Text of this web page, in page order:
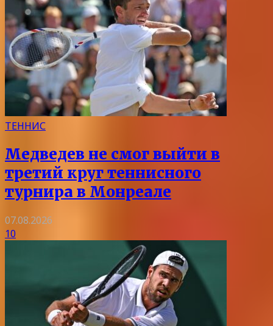
ТЕННИС
Медведев не смог выйти в
третий круг теннисного
турнира в Монреале
07.08.2026
10